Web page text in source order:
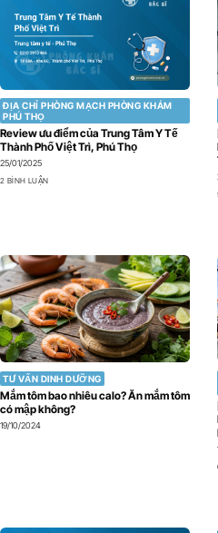
ĐỊA CHỈ PHÒNG MẠCH PHÒNG KHÁM
PHÚ THỌ
Review ưu điểm của Trung Tâm Y Tế
Thành Phố Việt Trì, Phú Thọ
25/01/2025
2 BÌNH LUẬN
TƯ VẤN DINH DƯỠNG
Mắm tôm bao nhiêu calo? Ăn mắm tôm
có mập không?
19/10/2024